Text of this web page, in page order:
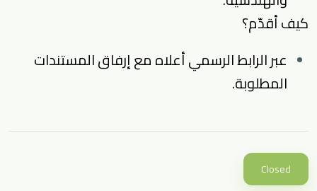
كيف أقدّم؟
عبر الرابط الرسمي أعلاه مع إرفاق المستندات
المطلوبة.
Closed